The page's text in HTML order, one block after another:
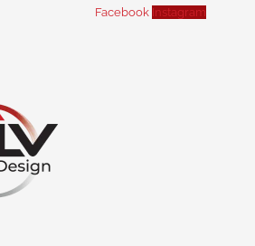
Facebook Instagram